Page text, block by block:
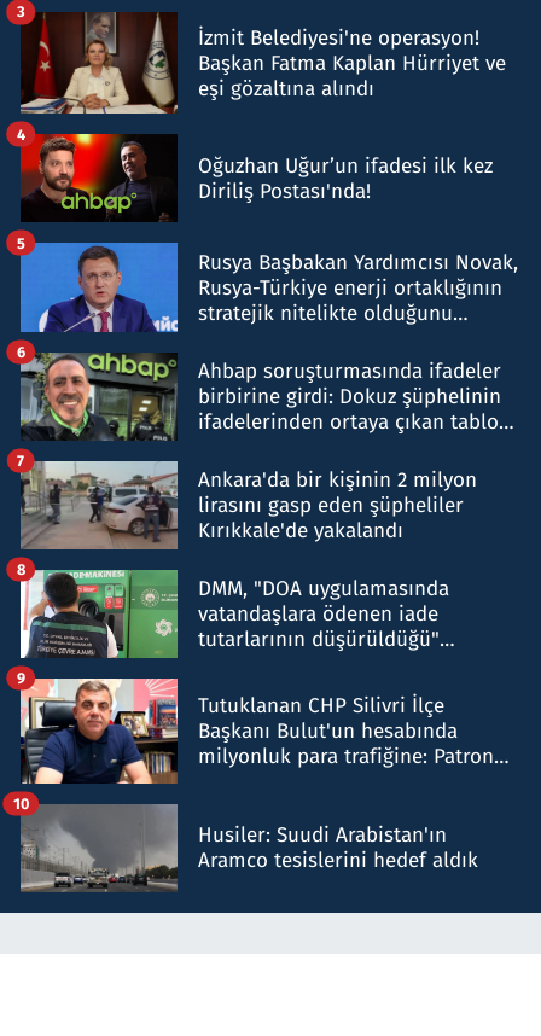
İzmit Belediyesi'ne operasyon!
Başkan Fatma Kaplan Hürriyet ve
eşi gözaltına alındı
3
Oğuzhan Uğur’un ifadesi ilk kez
Diriliş Postası'nda!
4
Rusya Başbakan Yardımcısı Novak,
Rusya-Türkiye enerji ortaklığının
stratejik nitelikte olduğunu
5
Ahbap soruşturmasında ifadeler
birbirine girdi: Dokuz şüphelinin
ifadelerinden ortaya çıkan tablo
6
Ankara'da bir kişinin 2 milyon
lirasını gasp eden şüpheliler
Kırıkkale'de yakalandı
7
DMM, "DOA uygulamasında
vatandaşlara ödenen iade
tutarlarının düşürüldüğü"
8
Tutuklanan CHP Silivri İlçe
Başkanı Bulut'un hesabında
milyonluk para trafiğine: Patron
9
Husiler: Suudi Arabistan'ın
Aramco tesislerini hedef aldık
10